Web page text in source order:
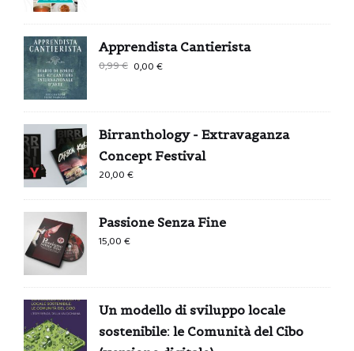
Apprendista Cantierista
0,99€
era:
0,99 €.
0,00€
è:
0,00 €.
Birranthology - Extravaganza
Concept Festival
20,00€
Passione Senza Fine
15,00€
Un modello di sviluppo locale
sostenibile: le Comunità del Cibo